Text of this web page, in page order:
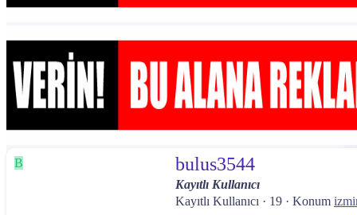
B bulus3544
Kayıtlı Kullanıcı
Kayıtlı Kullanıcı · 19 · Konum